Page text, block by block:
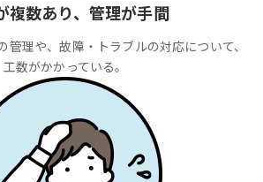
複数あり、管理が手間
管理や、故障・トラブルの対応について、
工数がかかっている。